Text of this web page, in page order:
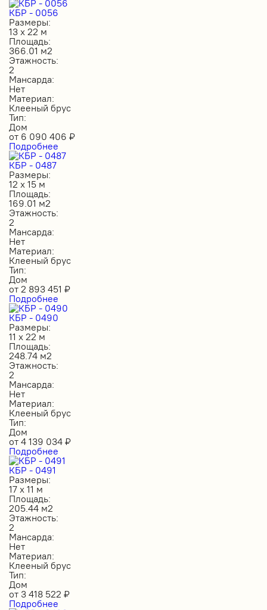
КБР - 0056
Размеры:
13 х 22 м
Площадь:
366.01 м2
Этажность:
2
Мансарда:
Нет
Материал:
Клееный брус
Тип:
Дом
от 6 090 406 ₽
Подробнее
КБР - 0487
Размеры:
12 х 15 м
Площадь:
169.01 м2
Этажность:
2
Мансарда:
Нет
Материал:
Клееный брус
Тип:
Дом
от 2 893 451 ₽
Подробнее
КБР - 0490
Размеры:
11 х 22 м
Площадь:
248.74 м2
Этажность:
2
Мансарда:
Нет
Материал:
Клееный брус
Тип:
Дом
от 4 139 034 ₽
Подробнее
КБР - 0491
Размеры:
17 х 11 м
Площадь:
205.44 м2
Этажность:
2
Мансарда:
Нет
Материал:
Клееный брус
Тип:
Дом
от 3 418 522 ₽
Подробнее